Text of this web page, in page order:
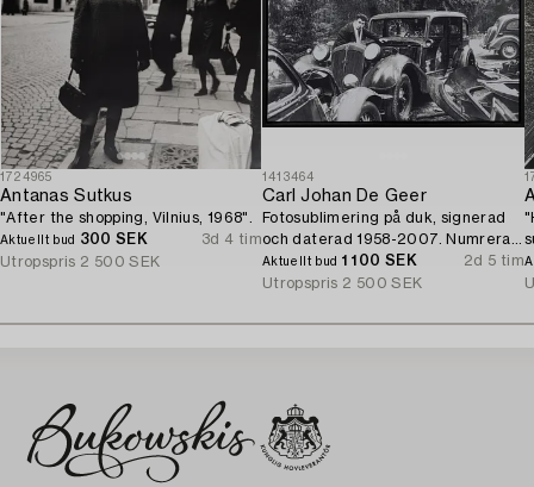
1724965
Antanas Sutkus
"After the shopping, Vilnius, 1968".
Aktuellt bud 300 SEK
3d 4 tim
Utropspris 2 500 SEK
1413464
Carl Johan De Geer
Fotosublimering på duk, signerad
och daterad 1958-2007. Numrerad
1/3.
Aktuellt bud 1 100 SEK
2d 5 tim
Utropspris 2 500 SEK